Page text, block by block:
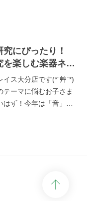
だけますので、ぜひ
shop/oita/arti
19166試奏すること
お気軽にスタッフま
にぴったり！
楽しむ楽器ネタ
ス大分店です(*´艸`*)
テーマに悩むお子さま
ず！今年は「音」や
インストアでも販売